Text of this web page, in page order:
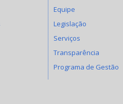
Equipe
Legislação
Serviços
Transparência
Programa de Gestão